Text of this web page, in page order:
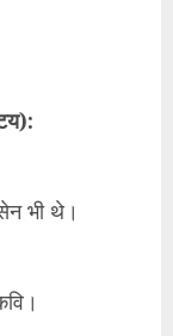
भी थे।